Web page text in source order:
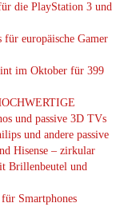
die PlayStation 3 und
für europäische Gamer
im Oktober für 399
und passive 3D TVs
und andere passive
Hisense – zirkular
Brillenbeutel und
Smartphones